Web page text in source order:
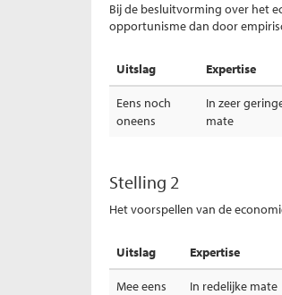
Bij de besluitvorming over het
opportunisme dan door
Uitslag Expertise
Eens noch
oneens
In zeer
mate
Stelling 2
Het voorspellen van de
Uitslag Expertise
Mee eens In redelijke mate